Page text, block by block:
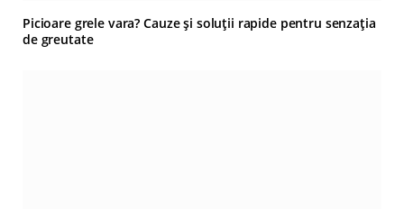
Picioare grele vara? Cauze și soluții rapide pentru senzația
de greutate